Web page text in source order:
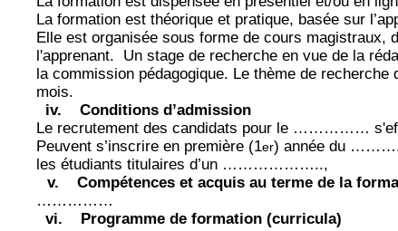
La formation est théorique et pratique, basée sur
Elle est organisée sous forme de cours magistraux,
l'apprenant.
Un stage de recherche en vue de la
la commission pédagogique. Le thème de
mois.
iv.
Conditions d’admission
Le recrutement des candidats pour le ……………
Peuvent s’inscrire en première (1er) année du
les étudiants titulaires d’un ………………..,
v.
Compétences et acquis au terme de la
……………
vi.
Programme de formation (curricula)